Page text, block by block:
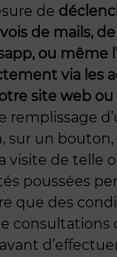
de
de mails, de
ou même
via les
site web ou
remplissage
sur un
visite de telle
poussées
que des
consultations